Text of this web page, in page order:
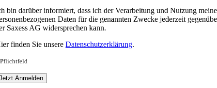
bin darüber informiert, dass ich der Verarbeitung und Nutzung
Daten für die genannten Zwecke jederzeit
Saxess AG widersprechen kann.
finden Sie unsereDatenschutzerklärung.
Anmelden